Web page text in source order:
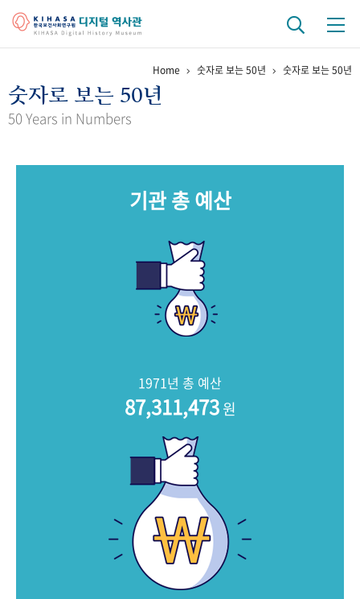
걸어온 길 기관 변천사 역대 기관장
키워드로 보는 연구 역사
문서 기록물 행정박물
Home 숫자로 보는 50년 숫자로 보는 50년
숫자로 보는 50년
50 Years in Numbers
기관 총 예산
1971년 총 예산
87,311,473원